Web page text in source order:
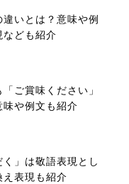
いとは？意味や例
ども紹介
ご賞味ください」
や例文も紹介
く」は敬語表現とし
表現も紹介